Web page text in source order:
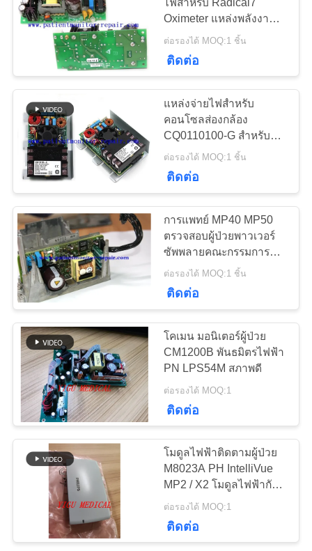
ขอ
NEWS
แผนผัง
เว็บไซต์
PRIVACY
POLICY
ชิ้นส่วนเครื่องจักร
Defibrillator
อะไหล่ทดแทน ECG
93
ใช้การตรวจสอบผู้
ป่วย
108
ไฟสำหรับ Radical7
Oximeter แหล่งพลังงาน
สภาพดี
ต่อรองได้ MOQ:1 ชิ้น
ติดต่อ
แหล่งจ่ายไฟสำหรับ
คอนโซลส่องกล้อง
CQ0110100-G สำหรับ
ระบบไฟ IPC พร้อมสต็อก
ต่อรองได้ MOQ:1 ชิ้น
ติดต่อ
การแพทย์ MP40 MP50
ตรวจสอบผู้ป่วยพาวเวอร์
ซัพพลายคณะกรรมการ
M80003-60002
ต่อรองได้ MOQ:1 ชิ้น
ติดต่อ
โคเมน มอนิเตอร์ผู้ป่วย
CM1200B พันธมิตรไฟฟ้า
PN LPS54M สภาพดี
ต่อรองได้ MOQ:1
ติดต่อ
โมดูลไฟฟ้าติดตามผู้ป่วย
M8023A PH IntelliVue
MP2 / X2 โมดูลไฟฟ้ากับ
การรับประกัน 3 เดือน
ต่อรองได้ MOQ:1
ติดต่อ